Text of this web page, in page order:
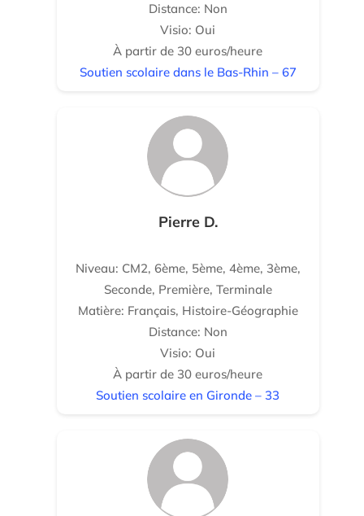
Distance: Non
Visio: Oui
À partir de 30 euros/heure
Soutien scolaire dans le Bas-Rhin – 67
Pierre D.
Niveau: CM2, 6ème, 5ème, 4ème, 3ème,
Seconde, Première, Terminale
Matière: Français, Histoire-Géographie
Distance: Non
Visio: Oui
À partir de 30 euros/heure
Soutien scolaire en Gironde – 33